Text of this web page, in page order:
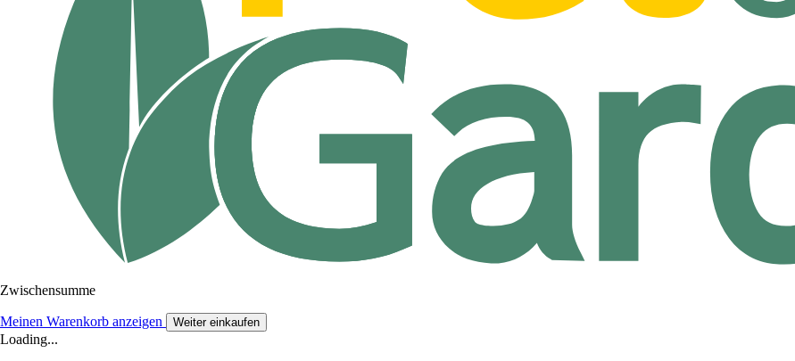
Zwischensumme
Meinen Warenkorb anzeigen Weiter einkaufen
Loading...